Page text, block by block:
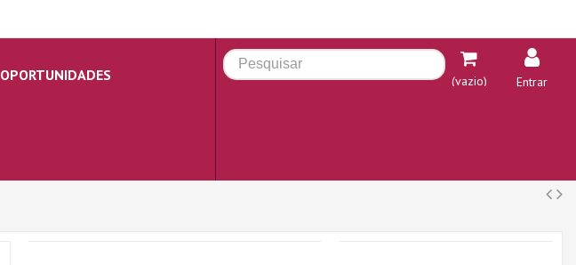
OPORTUNIDADES (vazio) Entrar